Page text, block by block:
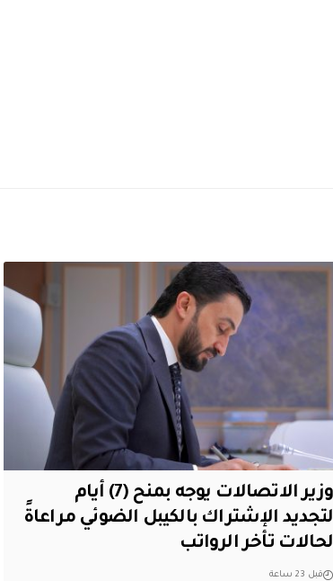
وزير الاتصالات يوجه بمنح (7) أيام
لتجديد الإشتراك بالكيبل الضوئي مراعاةً
لحالات تأخر الرواتب
قبل 23 ساعة